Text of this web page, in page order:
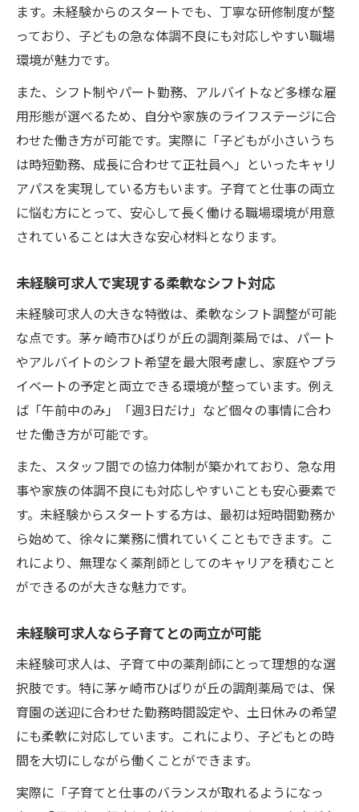
ます。未経験からのスタートでも、丁寧な研修制度が整
っており、子どもの急な体調不良にも対応しやすい職場
環境が魅力です。
また、シフト制やパート勤務、アルバイトなど多様な雇
用形態が選べるため、自分や家族のライフステージに合
わせた働き方が可能です。実際に「子どもが小さいうち
は時短勤務、成長に合わせて正社員へ」といったキャリ
アパスを実現している方もいます。子育てと仕事の両立
に悩む方にとって、安心して長く働ける職場環境が用意
されていることは大きな安心材料となります。
未経験可求人で実現する柔軟なシフト対応
未経験可求人の大きな特徴は、柔軟なシフト調整が可能
な点です。茅ヶ崎市ひばりが丘の調剤薬局では、パート
やアルバイトのシフト希望を最大限考慮し、家庭やプラ
イベートの予定と両立できる環境が整っています。例え
ば「午前中のみ」「週3日だけ」など個々の事情に合わ
せた働き方が可能です。
また、スタッフ間での協力体制が築かれており、急な用
事や家族の体調不良にも対応しやすいことも安心要素で
す。未経験からスタートする方は、最初は短時間勤務か
ら始めて、徐々に業務に慣れていくこともできます。こ
れにより、無理なく薬剤師としてのキャリアを積むこと
ができるのが大きな魅力です。
未経験可求人なら子育てとの両立が可能
未経験可求人は、子育て中の薬剤師にとって理想的な選
択肢です。特に茅ヶ崎市ひばりが丘の調剤薬局では、保
育園の送迎に合わせた勤務時間設定や、土日休みの希望
にも柔軟に対応しています。これにより、子どもとの時
間を大切にしながら働くことができます。
実際に「子育てと仕事のバランスが取れるようになっ